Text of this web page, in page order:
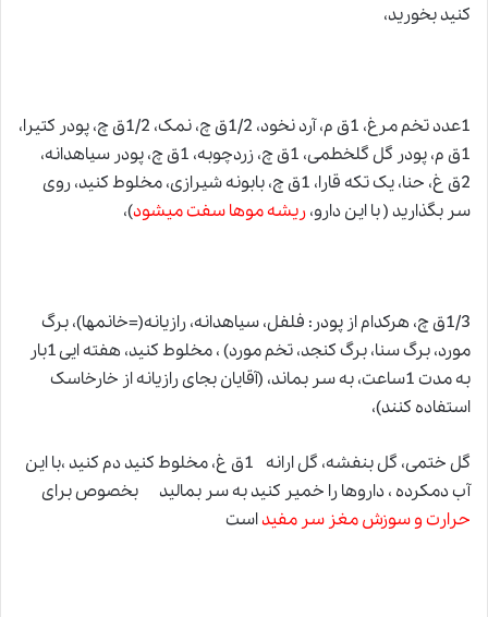
کنید بخورید،
1عدد تخم مرغ، 1ق م، آرد نخود، 1/2ق چ، نمک، 1/2ق چ، پودر کتیرا،
1ق م، پودر گل گلخطمى، 1ق چ، زردچوبه، 1ق چ، پودر سياهدانه
،
2ق غ، حنا، یک تکه قارا، 1ق چ، بابونه شيرازى، مخلوط کنید، روی
سر بگذارید ( با این دارو،ریشه موها سفت میشود)،
1/3ق چ، هرکدام از پودر: فلفل، سياهدانه، رازیانه(=خانمها)، برگ
مورد، برگ سنا، برگ کنجد، تخم مورد) ، مخلوط کنید، هفته ایی 1بار
به مدت 1ساعت، به سر بماند، (آقایان بجای رازیانه از خارخاسک
استفاده کنند)،
گل ختمی، گل بنفشه، گل ارانه 1ق غ، مخلوط کنید دم کنید ،با این
آب دمکرده ،داروها را خمیر کنید به سر بمالید بخصوص براى
حرارت و سوزش مغز سر مفیداست